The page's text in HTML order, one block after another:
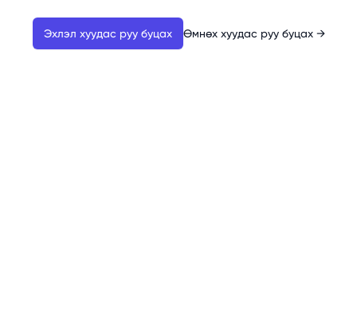
Эхлэл хуудас руу буцах Өмнөх хуудас руу буцах →